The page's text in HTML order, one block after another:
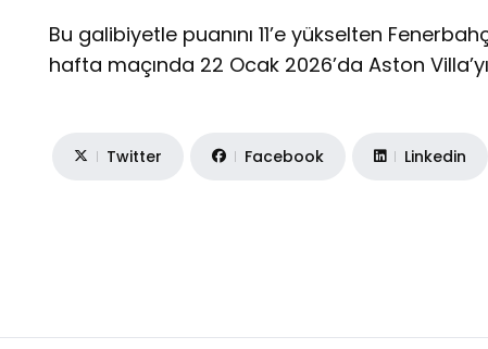
Bu galibiyetle puanını 11’e yükselten
hafta maçında 22 Ocak 2026’da Aston
Twitter Facebook Linkedin